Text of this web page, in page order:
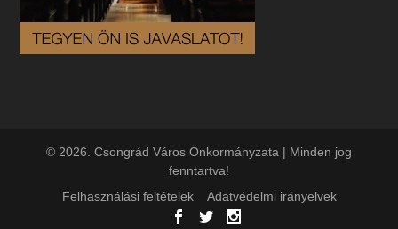
© 2026. Csongrád Város Önkormányzata | Minden jog
fenntartva!
Felhasználási feltételek
Adatvédelmi irányelvek